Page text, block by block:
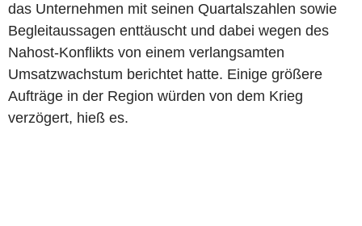
das Unternehmen mit seinen Quartalszahlen sowie
Begleitaussagen enttäuscht und dabei wegen des
Nahost-Konflikts von einem verlangsamten
Umsatzwachstum berichtet hatte. Einige größere
Aufträge in der Region würden von dem Krieg
verzögert, hieß es.